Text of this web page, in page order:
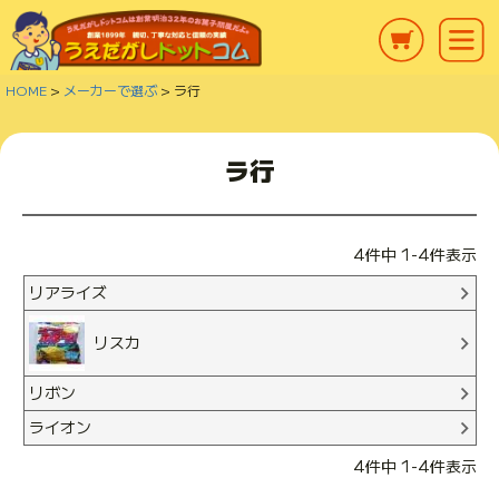
HOME メーカーで選ぶ ラ行
ラ行
4件中 1 -4件表示
リアライズ
リスカ
リボン
ライオン
4件中 1 -4件表示